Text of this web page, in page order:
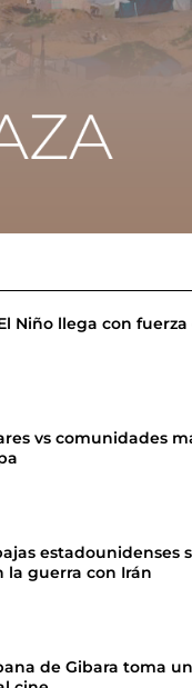
Niño llega con
vs comunidades
estadounidenses
guerra con Irán
de Gibara toma